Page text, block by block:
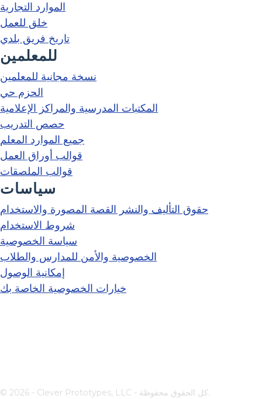
الموارد التجارية
خلق للعمل
تاريخ فريق بلدي
للمعلمين
نسخة مجانية للمعلمين
الحزم حي
المكتبات المدرسية والمراكز الإعلامية
حصص التدريب
جميع الموارد المعلم
قوالب أوراق العمل
قوالب الملصقات
سياسات
حقوق التأليف والنشر القصة المصورة والاستخدام
شروط الاستخدام
سياسة الخصوصية
الخصوصية والأمن للمدارس والطلاب
إمكانية الوصول
خيارات الخصوصية الخاصة بك
© 2026 - Clever Prototypes, LLC - كل الحقوق محفوظة.